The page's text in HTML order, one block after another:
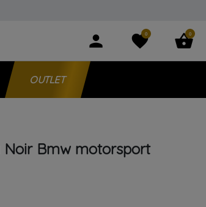
person favorite
0 shopping_basket
0
OUTLET
Noir Bmw motorsport